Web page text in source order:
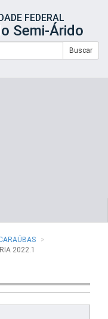
FEDERAL
Semi-Árido
Buscar
2022.1